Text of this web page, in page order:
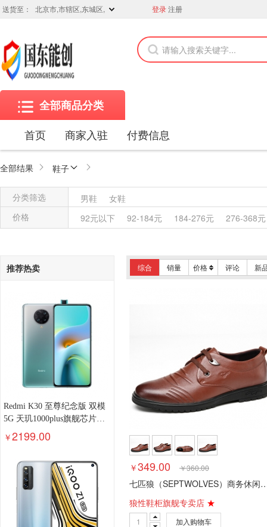
送货至： 北京市,市辖区,东城区, 登录注册
全部商品分类
首页
商家入驻 付费信息
全部结果 鞋子
分类筛选 男鞋
女鞋
价格
92元以下 92-184元 184-276元 276-368元
推荐热卖
Redmi K30 至尊纪念版 双模
5G 天玑1000plus旗舰芯片
120Hz高刷新率 8GB+128GB
￥2199.00
综合 销量 价格 评论 新
￥349.00 ￥360.00
七匹狼（SEPTWOLVES）商务休闲鞋男士皮鞋英伦
狼性鞋柜旗舰专卖店 ★
加入购物车